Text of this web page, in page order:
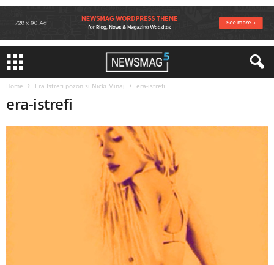
Home Era Istrefi pozon si Nicki Minaj era-istrefi
era-istrefi